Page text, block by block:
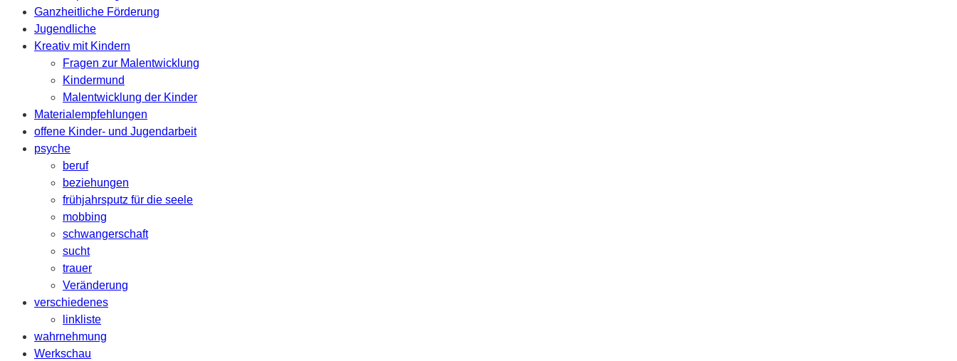
Ganzheitliche Förderung
Jugendliche
Kreativ mit Kindern
Fragen zur Malentwicklung
Kindermund
Malentwicklung der Kinder
Materialempfehlungen
offene Kinder- und Jugendarbeit
psyche
beruf
beziehungen
frühjahrsputz für die seele
mobbing
schwangerschaft
sucht
trauer
Veränderung
verschiedenes
linkliste
wahrnehmung
Werkschau